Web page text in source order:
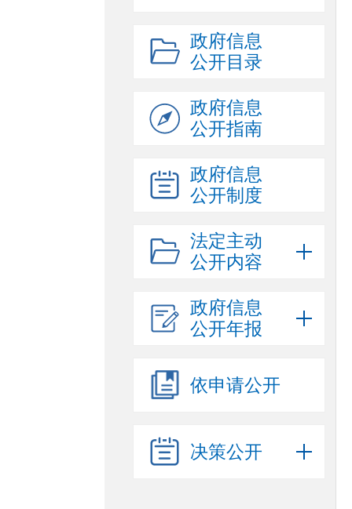
政府信息
公开目录
政府信息
公开指南
政府信息
公开制度
法定主动
公开内容
政府信息
公开年报
依申请公开
决策公开